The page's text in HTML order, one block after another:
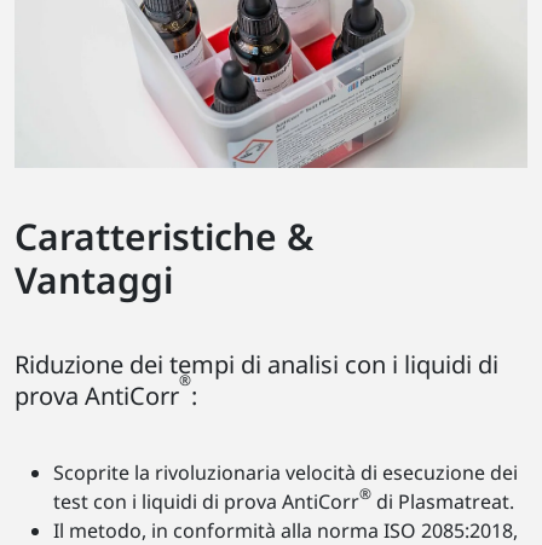
Caratteristiche &
Vantaggi
Riduzione dei tempi di analisi con i liquidi di
prova AntiCorr®:
Scoprite la rivoluzionaria velocità di esecuzione dei
test con i liquidi di prova AntiCorr® di Plasmatreat.
Il metodo, in conformità alla norma ISO 2085:2018,